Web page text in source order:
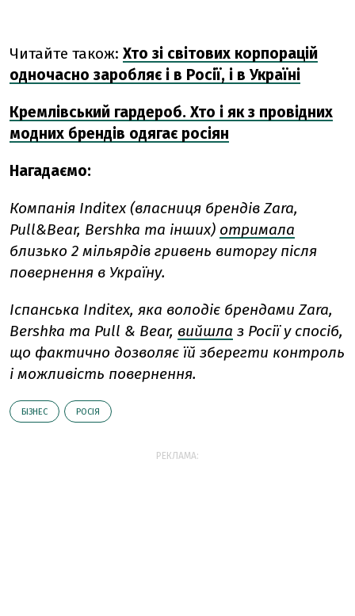
Читайте також: Хто зі світових корпорацій
одночасно заробляє і в Росії, і в Україні
Кремлівський гардероб. Хто і як з провідних
модних брендів одягає росіян
Нагадаємо:
Компанія Inditex (власниця брендів Zara,
Pull&Bear, Bershka та інших) отримала
близько 2 мільярдів гривень виторгу після
повернення в Україну.
Іспанська Inditex, яка володіє брендами Zara,
Bershka та Pull & Bear, вийшла з Росії у спосіб,
що фактично дозволяє їй зберегти контроль
і можливість повернення.
БІЗНЕС РОСІЯ
РЕКЛАМА: